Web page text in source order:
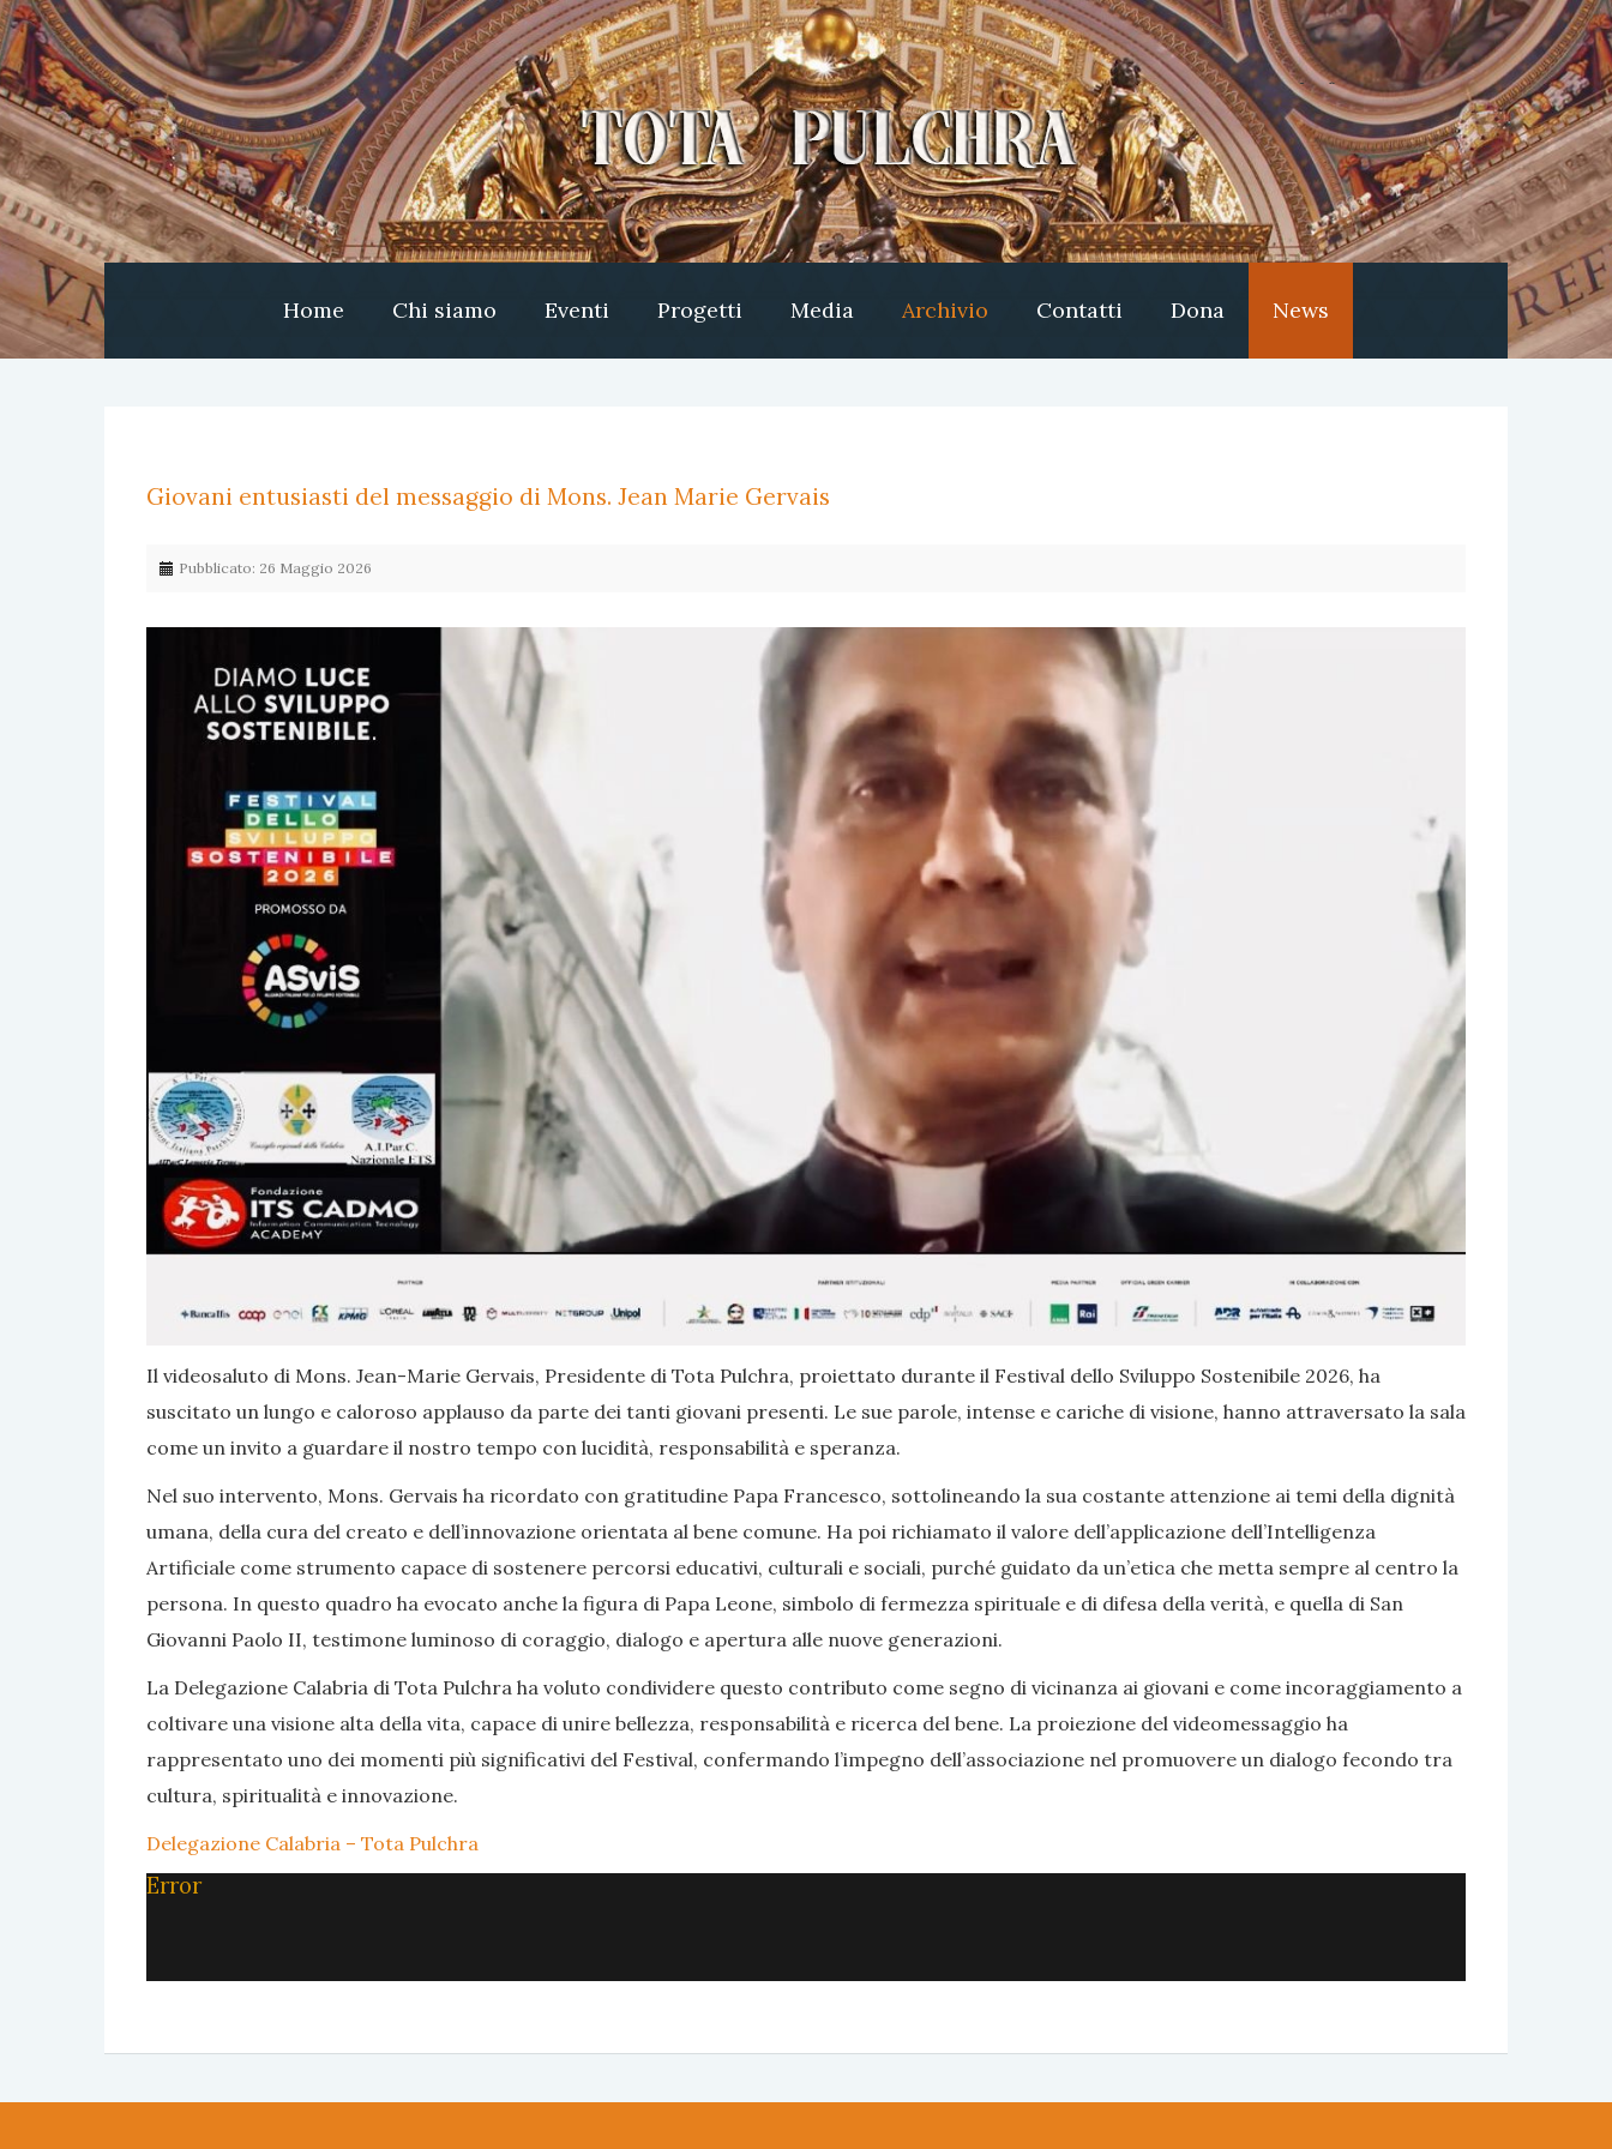
Home Chi siamo Eventi Progetti Media Archivio Contatti Dona News
Giovani entusiasti del messaggio di Mons. Jean Marie Gervais
Pubblicato: 26 Maggio 2026
Il videosaluto di Mons. Jean-Marie Gervais, Presidente di Tota Pulchra, proiettato durante il Festival dello Sviluppo Sostenibile 2026, ha
suscitato un lungo e caloroso applauso da parte dei tanti giovani presenti. Le sue parole, intense e cariche di visione, hanno attraversato la sala
come un invito a guardare il nostro tempo con lucidità, responsabilità e speranza.
Nel suo intervento, Mons. Gervais ha ricordato con gratitudine Papa Francesco, sottolineando la sua costante attenzione ai temi della dignità
umana, della cura del creato e dell’innovazione orientata al bene comune. Ha poi richiamato il valore dell’applicazione dell’Intelligenza
Artificiale come strumento capace di sostenere percorsi educativi, culturali e sociali, purché guidato da un’etica che metta sempre al centro la
persona. In questo quadro ha evocato anche la figura di Papa Leone, simbolo di fermezza spirituale e di difesa della verità, e quella di San
Giovanni Paolo II, testimone luminoso di coraggio, dialogo e apertura alle nuove generazioni.
La Delegazione Calabria di Tota Pulchra ha voluto condividere questo contributo come segno di vicinanza ai giovani e come incoraggiamento a
coltivare una visione alta della vita, capace di unire bellezza, responsabilità e ricerca del bene. La proiezione del videomessaggio ha
rappresentato uno dei momenti più significativi del Festival, confermando l’impegno dell’associazione nel promuovere un dialogo fecondo tra
cultura, spiritualità e innovazione.
Delegazione Calabria – Tota Pulchra
Error